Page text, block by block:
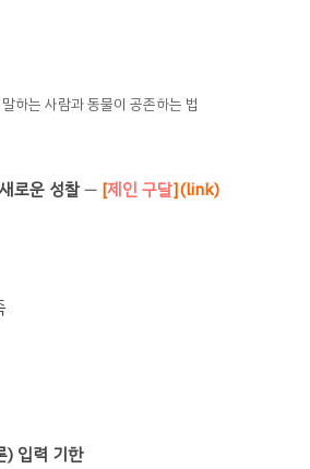
하는 사람과 동물이 공존하는 법
로운 성찰― [제인 구달](link)
) 입력 기한